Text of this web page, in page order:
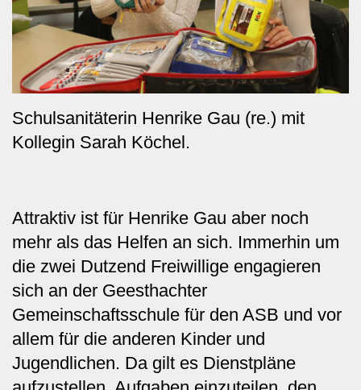
Schulsanitäterin Henrike Gau (re.) mit
Kollegin Sarah Köchel.
Attraktiv ist für Henrike Gau aber noch
mehr als das Helfen an sich. Immerhin um
die zwei Dutzend Freiwillige engagieren
sich an der Geesthachter
Gemeinschaftsschule für den ASB und vor
allem für die anderen Kinder und
Jugendlichen. Da gilt es Dienstpläne